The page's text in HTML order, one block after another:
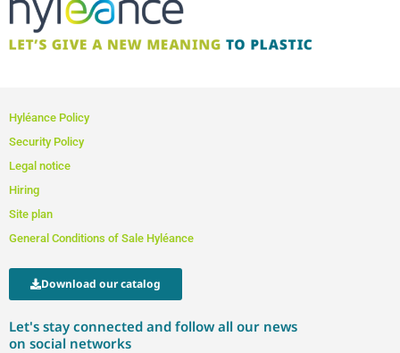
Hyléance Policy
Security Policy
Legal notice
Hiring
Site plan
General Conditions of Sale Hyléance
Download our catalog
Let's stay connected and follow all our news
on social networks